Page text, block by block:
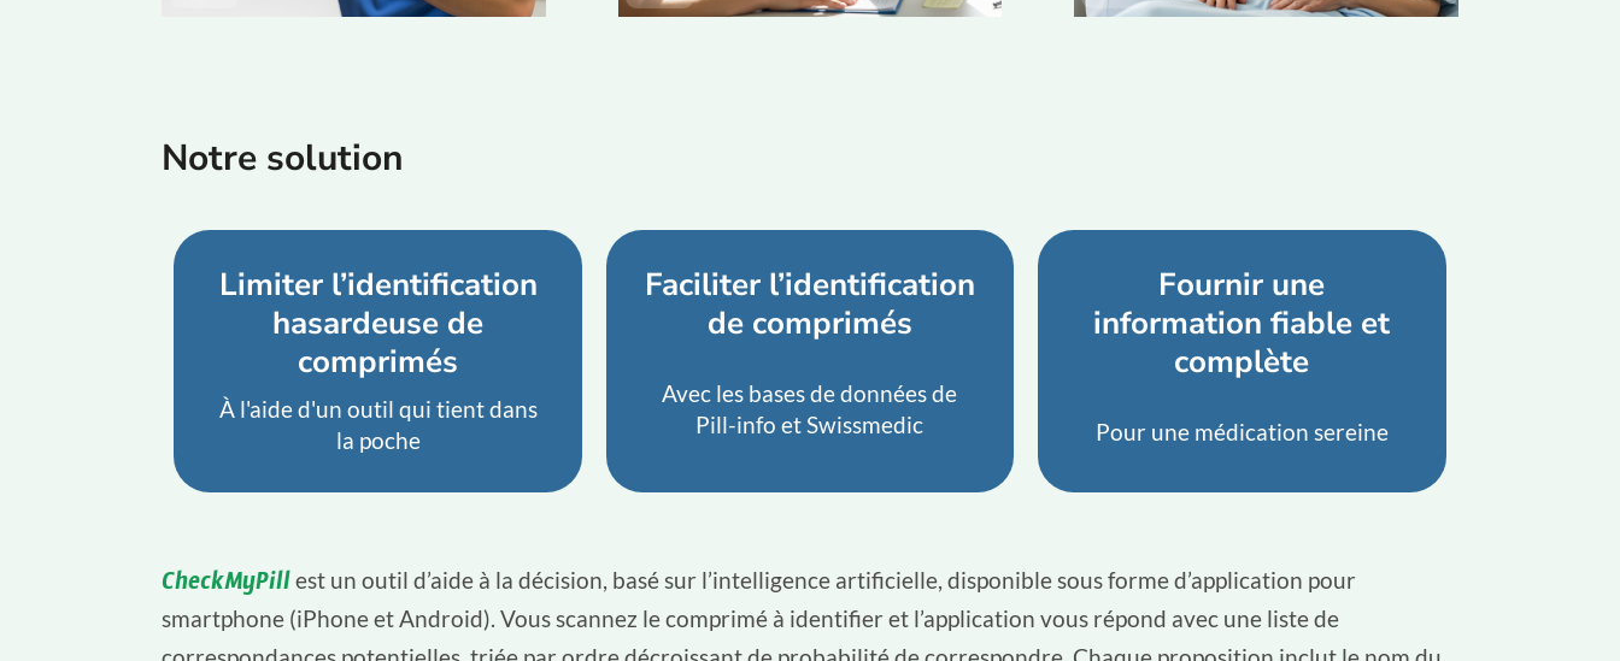
Notre solution
Limiter l’identification
hasardeuse de
comprimés
À l'aide d'un outil qui tient dans
la poche
Faciliter l’identification
de comprimés
Avec les bases de données de
Pill-info et Swissmedic
Fournir une
information fiable et
complète
Pour une médication sereine
CheckMyPillest un outil d’aide à la décision, basé sur l’intelligence artificielle, disponible sous forme d’application pour
smartphone (iPhone et Android). Vous scannez le comprimé à identifier et l’application vous répond avec une liste de